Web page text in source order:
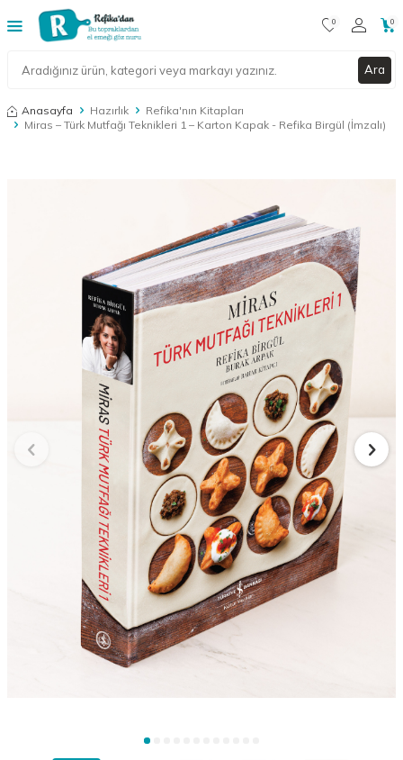
Ara
0 0
Anasayfa Hazırlık
Refika'nın Kitapları
Miras – Türk Mutfağı Teknikleri 1 – Karton Kapak - Refika Birgül (İmzalı)